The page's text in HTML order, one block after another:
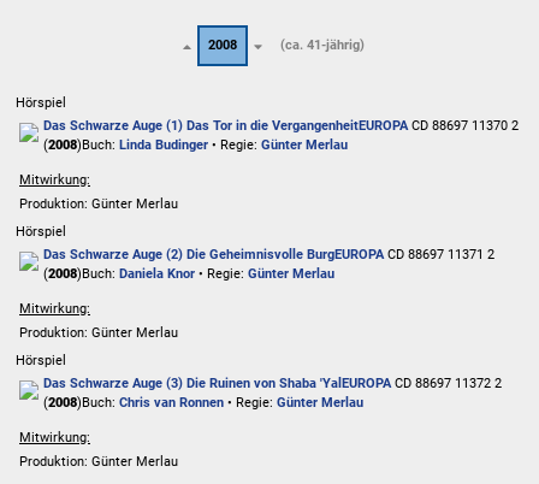
2008 (ca. 41-jährig)
Hörspiel
Das Schwarze Auge (1) Das Tor in die VergangenheitEUROPACD 88697 11370 2
(2008)Buch: Linda Budinger • Regie: Günter Merlau
Mitwirkung:
Produktion: Günter Merlau
Hörspiel
Das Schwarze Auge (2) Die Geheimnisvolle BurgEUROPACD 88697 11371 2
(2008)Buch: Daniela Knor • Regie: Günter Merlau
Mitwirkung:
Produktion: Günter Merlau
Hörspiel
Das Schwarze Auge (3) Die Ruinen von Shaba 'Yal EUROPACD 88697 11372 2
(2008)Buch: Chris van Ronnen • Regie: Günter Merlau
Mitwirkung:
Produktion: Günter Merlau